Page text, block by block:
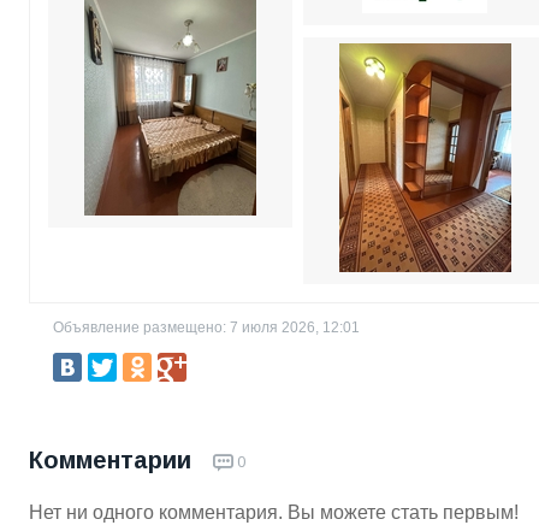
Объявление размещено: 7 июля 2026, 12:01
Комментарии 0
Нет ни одного комментария. Вы можете стать первым!